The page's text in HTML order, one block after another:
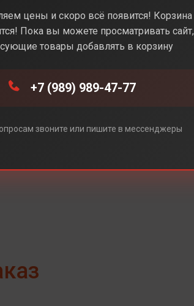
цены и скоро всё появится! Корзина
Пока вы можете просматривать сайт,
товары добавлять в корзину
+7 (989) 989-47-77
звоните или пишите в мессенджеры